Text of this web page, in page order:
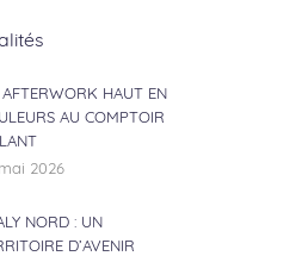
AFTERWORK HAUT EN
AU COMPTOIR
2026
NORD : UN
D’AVENIR